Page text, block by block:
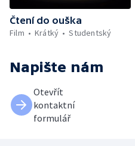
Čtení do ouška
Film
Krátký Studentský
Napište nám
Otevřít
kontaktní
formulář